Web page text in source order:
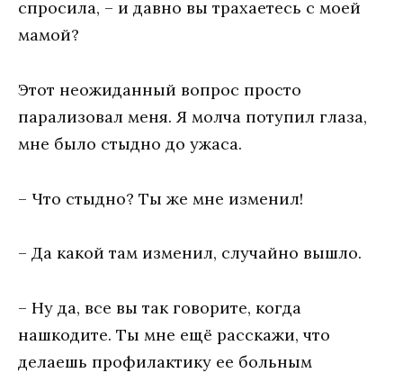
спросила, – и давно вы трахаетесь с моей
мамой?
Этот неожиданный вопрос просто
парализовал меня. Я молча потупил глаза,
мне было стыдно до ужаса.
– Что стыдно? Ты же мне изменил!
– Да какой там изменил, случайно вышло.
– Ну да, все вы так говорите, когда
нашкодите. Ты мне ещё расскажи, что
делаешь профилактику ее больным